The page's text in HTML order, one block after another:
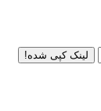
لینک کپی شده!